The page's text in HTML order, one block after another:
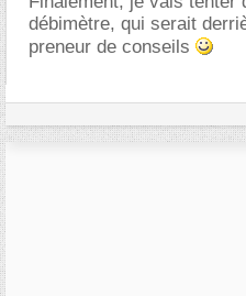
débimètre, qui serait
preneur de conseils